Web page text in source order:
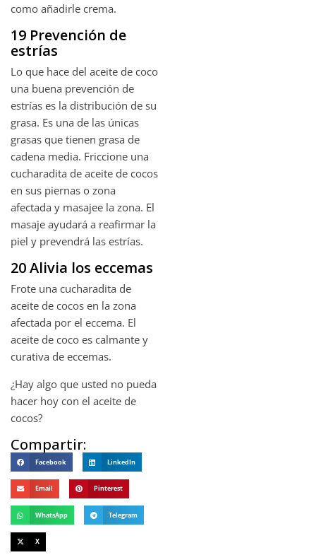
como añadirle crema.
19 Prevención de
estrías
Lo que hace del aceite de coco
una buena prevención de
estrías es la distribución de su
grasa. Es una de las únicas
grasas que tienen grasa de
cadena media. Friccione una
cucharadita de aceite de cocos
en sus piernas o zona
afectada y masajee la zona. El
masaje ayudará a reafirmar la
piel y prevendrá las estrías.
20 Alivia los eccemas
Frote una cucharadita de
aceite de cocos en la zona
afectada por el eccema. El
aceite de coco es calmante y
curativa de eccemas.
¿Hay algo que usted no pueda
hacer hoy con el aceite de
cocos?
Compartir:
Facebook LinkedIn
Email Pinterest
WhatsApp Telegram
X